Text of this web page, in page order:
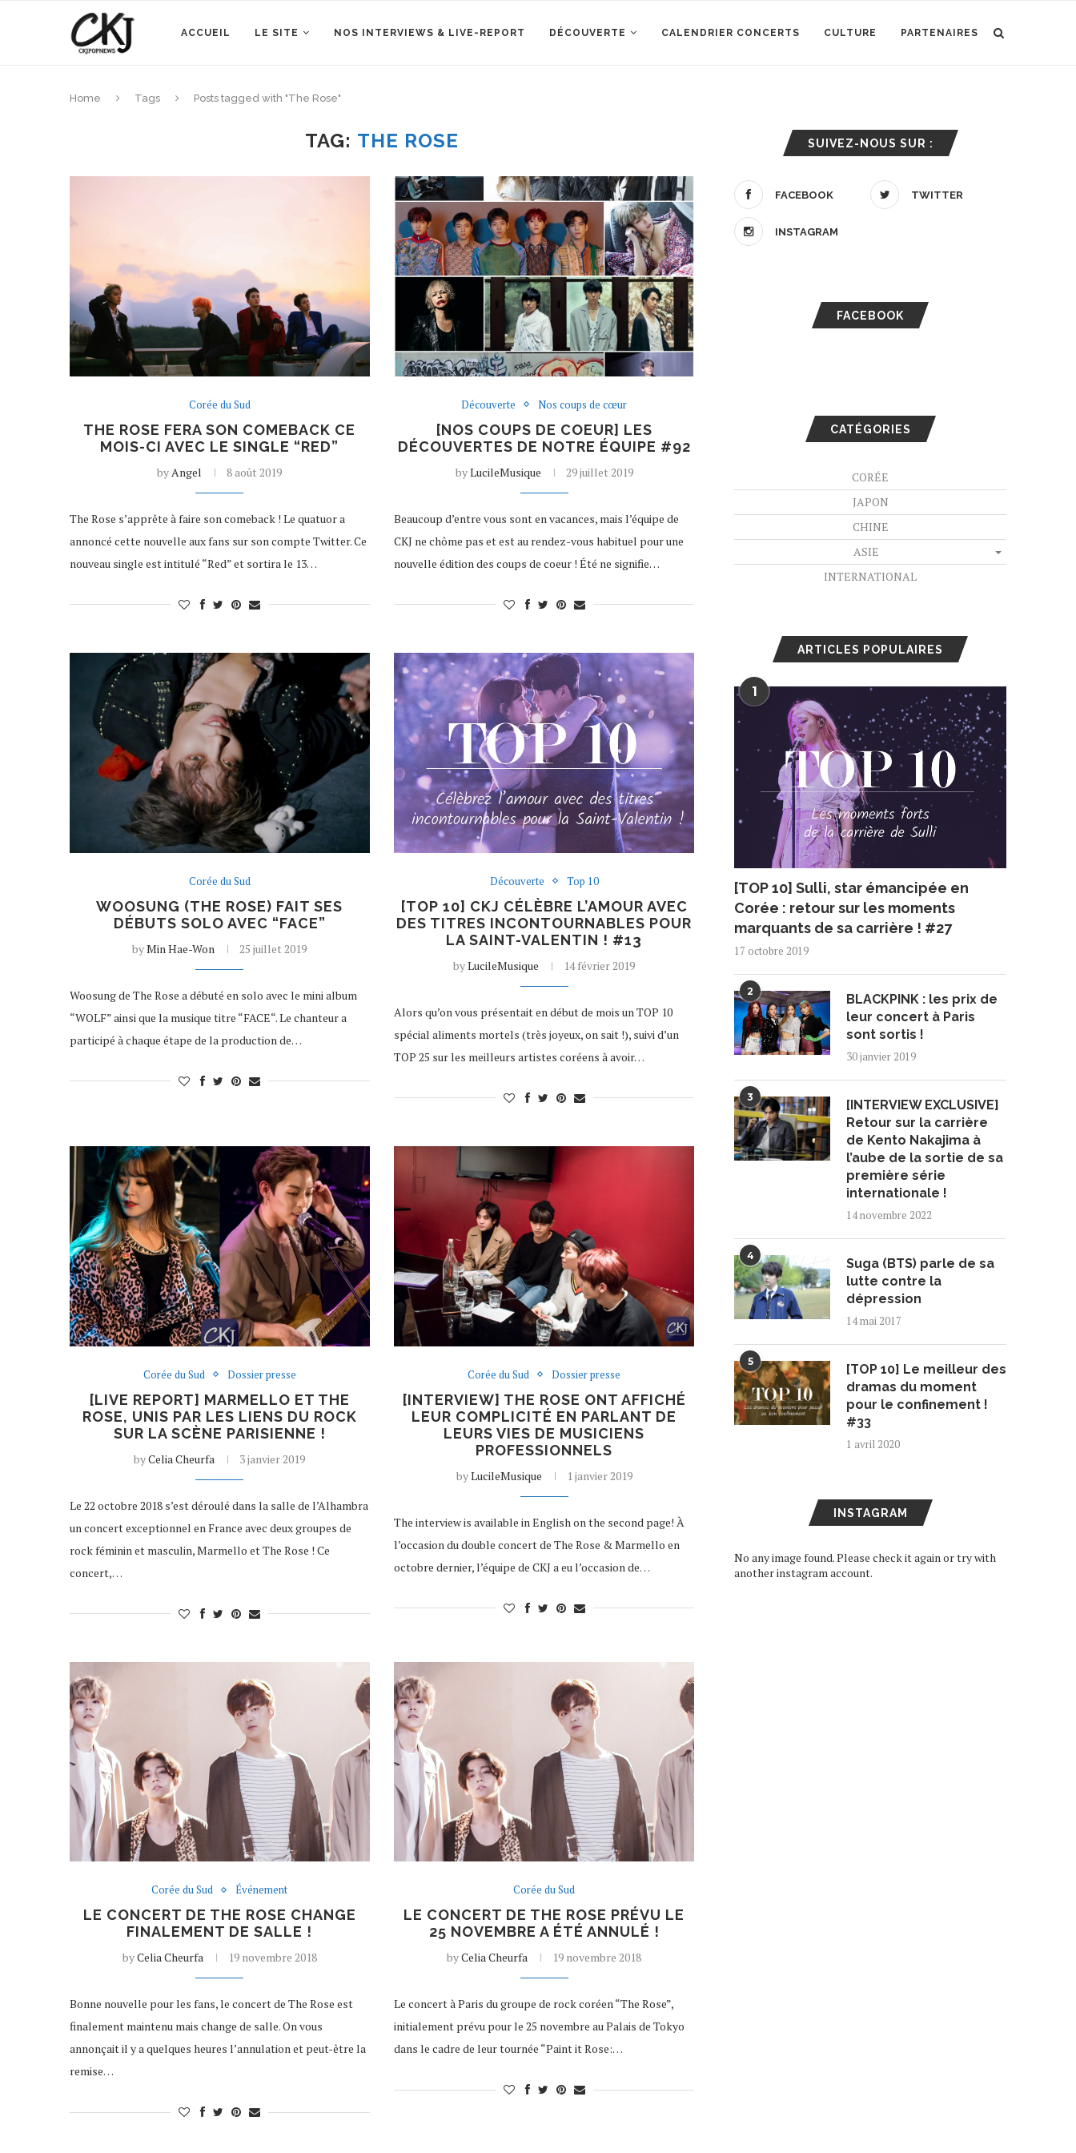
ACCUEIL LE SITE NOS INTERVIEWS & LIVE-REPORT DÉCOUVERTE CALENDRIER CONCERTS CULTURE PARTENAIRES
Home Tags Posts tagged with "The Rose"
TAG: THE ROSE
Corée du Sud
THE ROSE FERA SON COMEBACK CE
MOIS-CI AVEC LE SINGLE “RED”
byAngel 8 août 2019
The Rose s’apprête à faire son comeback ! Le quatuor a
annoncé cette nouvelle aux fans sur son compte Twitter. Ce
nouveau single est intitulé “Red” et sortira le 13…
Découverte Nos coups de cœur
[NOS COUPS DE COEUR] LES
DÉCOUVERTES DE NOTRE ÉQUIPE #92
byLucileMusique 29 juillet 2019
Beaucoup d’entre vous sont en vacances, mais l’équipe de
CKJ ne chôme pas et est au rendez-vous habituel pour une
nouvelle édition des coups de coeur ! Été ne signifie…
Corée du Sud
WOOSUNG (THE ROSE) FAIT SES
DÉBUTS SOLO AVEC “FACE”
byMin Hae-Won 25 juillet 2019
Woosung de The Rose a débuté en solo avec le mini album
“WOLF” ainsi que la musique titre “FACE“. Le chanteur a
participé à chaque étape de la production de…
Découverte Top 10
[TOP 10] CKJ CÉLÈBRE L’AMOUR AVEC
DES TITRES INCONTOURNABLES POUR
LA SAINT-VALENTIN ! #13
byLucileMusique 14 février 2019
Alors qu’on vous présentait en début de mois un TOP 10
spécial aliments mortels (très joyeux, on sait !), suivi d’un
TOP 25 sur les meilleurs artistes coréens à avoir…
Corée du Sud Dossier presse
[LIVE REPORT] MARMELLO ET THE
ROSE, UNIS PAR LES LIENS DU ROCK
SUR LA SCÈNE PARISIENNE !
byCelia Cheurfa 3 janvier 2019
Le 22 octobre 2018 s’est déroulé dans la salle de l’Alhambra
un concert exceptionnel en France avec deux groupes de
rock féminin et masculin, Marmello et The Rose ! Ce
concert,…
Corée du Sud Dossier presse
[INTERVIEW] THE ROSE ONT AFFICHÉ
LEUR COMPLICITÉ EN PARLANT DE
LEURS VIES DE MUSICIENS
PROFESSIONNELS
byLucileMusique 1 janvier 2019
The interview is available in English on the second page! À
l’occasion du double concert de The Rose & Marmello en
octobre dernier, l’équipe de CKJ a eu l’occasion de…
Corée du Sud Événement
LE CONCERT DE THE ROSE CHANGE
FINALEMENT DE SALLE !
byCelia Cheurfa 19 novembre 2018
Bonne nouvelle pour les fans, le concert de The Rose est
finalement maintenu mais change de salle. On vous
annonçait il y a quelques heures l’annulation et peut-être la
remise…
Corée du Sud
LE CONCERT DE THE ROSE PRÉVU LE
25 NOVEMBRE A ÉTÉ ANNULÉ !
byCelia Cheurfa 19 novembre 2018
Le concert à Paris du groupe de rock coréen “The Rose”,
initialement prévu pour le 25 novembre au Palais de Tokyo
dans le cadre de leur tournée “Paint it Rose:…
SUIVEZ-NOUS SUR :
FACEBOOK TWITTER
INSTAGRAM
FACEBOOK
CATÉGORIES
CORÉE
JAPON
CHINE
ASIE
INTERNATIONAL
ARTICLES POPULAIRES
1
[TOP 10] Sulli, star émancipée en
Corée : retour sur les moments
marquants de sa carrière ! #27
17 octobre 2019
2
BLACKPINK : les prix de
leur concert à Paris
sont sortis !
30 janvier 2019
3
[INTERVIEW EXCLUSIVE]
Retour sur la carrière
de Kento Nakajima à
l’aube de la sortie de sa
première série
internationale !
14 novembre 2022
4
Suga (BTS) parle de sa
lutte contre la
dépression
14 mai 2017
5
[TOP 10] Le meilleur des
dramas du moment
pour le confinement !
#33
1 avril 2020
INSTAGRAM
No any image found. Please check it again or try with
another instagram account.